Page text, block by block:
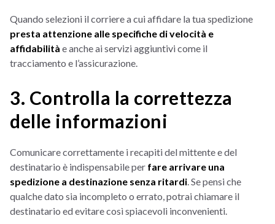
Quando selezioni il corriere a cui affidare la tua spedizione
presta attenzione alle specifiche di velocità e
affidabilità e anche ai servizi aggiuntivi come il
tracciamento e l’assicurazione.
3. Controlla la correttezza
delle informazioni
Comunicare correttamente i recapiti del mittente e del
destinatario è indispensabile per fare arrivare una
spedizione a destinazione senza ritardi. Se pensi che
qualche dato sia incompleto o errato, potrai chiamare il
destinatario ed evitare così spiacevoli inconvenienti.